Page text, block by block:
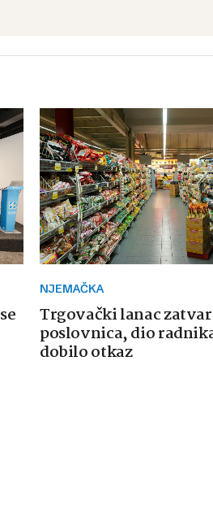
NJEMAČKA
Trgovački lanac
poslovnica, dio
dobilo otkaz